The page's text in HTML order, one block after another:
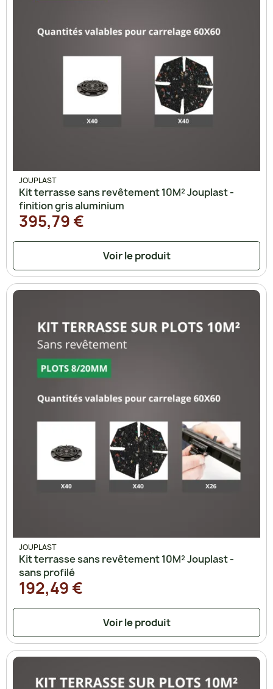
JOUPLAST
Kit terrasse sans revêtement 10M² Jouplast -
finition gris aluminium
395,79 €
Voir le produit
JOUPLAST
Kit terrasse sans revêtement 10M² Jouplast -
sans profilé
192,49 €
Voir le produit